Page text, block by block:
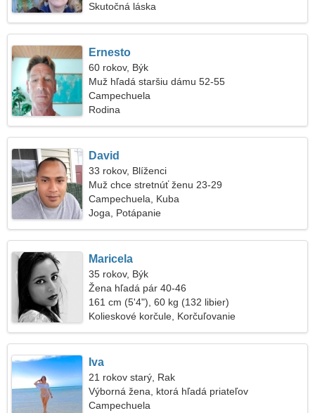
Skutočná láska
Ernesto
60 rokov, Býk
Muž hľadá staršiu dámu 52-55
Campechuela
Rodina
David
33 rokov, Blíženci
Muž chce stretnúť ženu 23-29
Campechuela, Kuba
Joga, Potápanie
Maricela
35 rokov, Býk
Žena hľadá pár 40-46
161 cm (5'4"), 60 kg (132 libier)
Kolieskové korčule, Korčuľovanie
Iva
21 rokov starý, Rak
Výborná žena, ktorá hľadá priateľov
Campechuela